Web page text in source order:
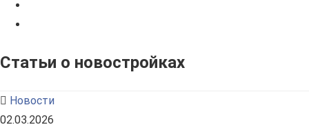
Статьи о новостройках
Новости
02.03.2026